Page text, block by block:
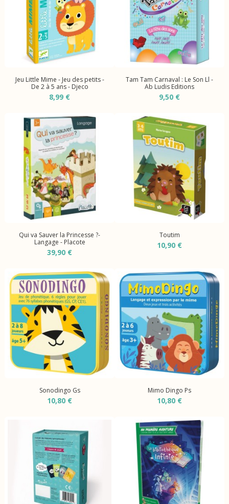
Jeu Little Mime - Jeu des petits -
De 2 à 5 ans - Djeco
8,99 €
Tam Tam Carnaval : Le Son Ll -
Ab Ludis Editions
9,50 €
Qui va Sauver la Princesse ?-
Langage - Placote
39,90 €
Toutim
10,90 €
Sonodingo Gs
10,80 €
Mimo Dingo Ps
10,80 €